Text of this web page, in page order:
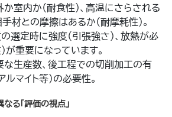
か室内か（耐食性）、高温にさらされる
手材との摩擦はあるか（耐摩耗性）。
選定時に強度（引張強さ）、放熱が必
が重要になっています。
な生産数、後工程での切削加工の有
ルマイト等）の必要性。
る「評価の視点」